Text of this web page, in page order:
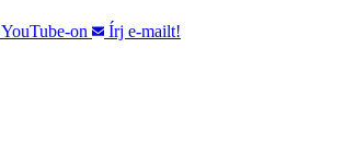
YouTube-on
Írj e-mailt!